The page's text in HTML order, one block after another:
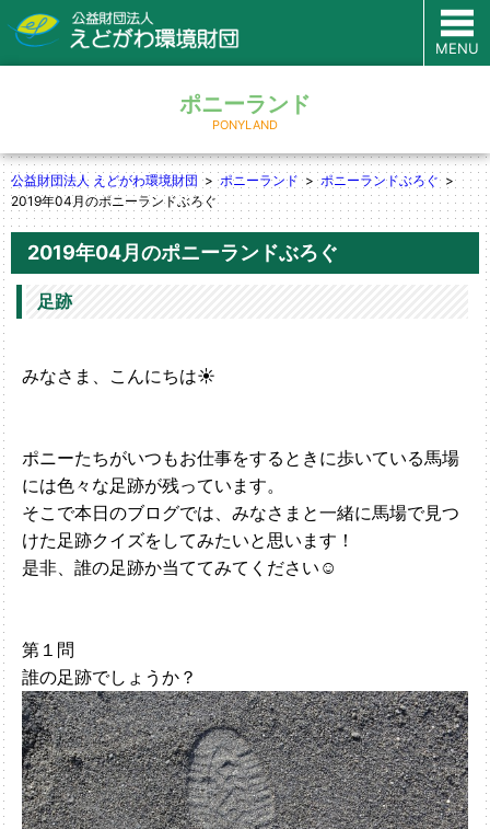
MENU
ポニーランド
PONYLAND
公益財団法人 えどがわ環境財団 ポニーランド
ポニーランドぶろぐ
2019年04月のポニーランドぶろぐ
2019年04月のポニーランドぶろぐ
足跡
みなさま、こんにちは☀
ポニーたちがいつもお仕事をするときに歩いている馬場
には色々な足跡が残っています。
そこで本日のブログでは、みなさまと一緒に馬場で見つ
けた足跡クイズをしてみたいと思います！
是非、誰の足跡か当ててみてください☺
第１問
誰の足跡でしょうか？